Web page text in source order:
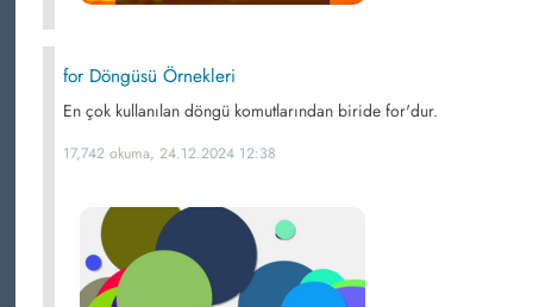
for Döngüsü Örnekleri
En çok kullanılan döngü komutlarından biride for'dur.
17,742 okuma, 24.12.2024 12:38